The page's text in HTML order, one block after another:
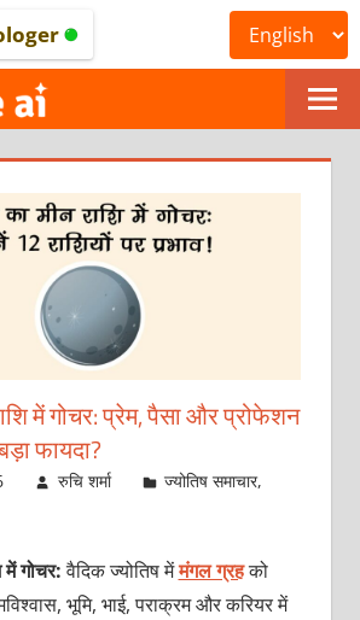
ONLINE
ASTROLOGICAL
JOURNAL
–
ASTROSAGE
MAGAZINE
में गोचर: प्रेम, पैसा और प्रोफेशन
फायदा?
रुचि शर्मा ज्योतिष समाचार,
में गोचर:वैदिक ज्योतिष मेंमंगल ग्रहको
भूमि, भाई, पराक्रम और करियर में